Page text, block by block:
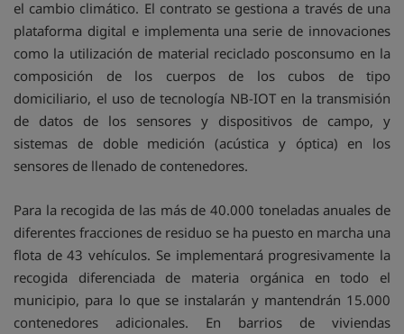
el cambio climático. El contrato se gestiona a través de una
plataforma digital e implementa una serie de innovaciones
como la utilización de material reciclado posconsumo en la
composición de los cuerpos de los cubos de tipo
domiciliario, el uso de tecnología NB-IOT en la transmisión
de datos de los sensores y dispositivos de campo, y
sistemas de doble medición (acústica y óptica) en los
sensores de llenado de contenedores.
Para la recogida de las más de 40.000 toneladas anuales de
diferentes fracciones de residuo se ha puesto en marcha una
flota de 43 vehículos. Se implementará progresivamente la
recogida diferenciada de materia orgánica en todo el
municipio, para lo que se instalarán y mantendrán 15.000
contenedores adicionales. En barrios de viviendas